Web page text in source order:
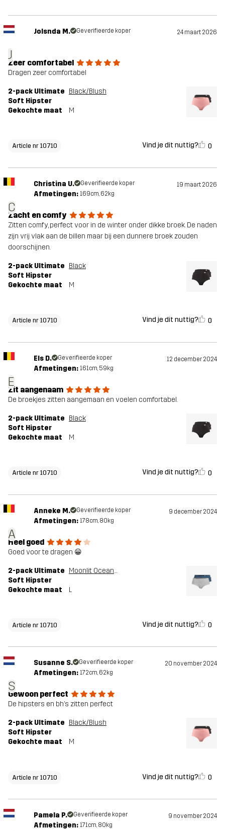
J
Jolsnda M. Geverifieerde koper 24 maart 2026
Zeer comfortabel
Dragen zeer comfortabel
2-pack Ultimate
Soft Hipster
Black/Blush
Gekochte maat M
Article nr 10710 Vind je dit nuttig? 0
C
Christina U. Geverifieerde koper 19 maart 2026
Afmetingen: 169cm, 62kg
Zacht en comfy
Zitten comfy, perfect voor in de winter onder dikke broek. De naden
zijn vrij vlak aan de billen maar bij een dunnere broek zouden
doorschijnen.
2-pack Ultimate
Soft Hipster
Black
Gekochte maat M
Article nr 10710 Vind je dit nuttig? 0
E
Els D. Geverifieerde koper 12 december 2024
Afmetingen: 161cm, 59kg
Zit aangenaam
De broekjes zitten aangemaan en voelen comfortabel.
2-pack Ultimate
Soft Hipster
Black
Gekochte maat M
Article nr 10710 Vind je dit nuttig? 0
A
Anneke M. Geverifieerde koper 9 december 2024
Afmetingen: 178cm, 80kg
Heel goed
Goed voor te dragen 😀
2-pack Ultimate
Soft Hipster
Moonlit Ocean/Grey Melange
Gekochte maat L
Article nr 10710 Vind je dit nuttig? 0
S
Susanne S. Geverifieerde koper 20 november 2024
Afmetingen: 172cm, 62kg
Gewoon perfect
De hipsters en bh’s zitten perfect
2-pack Ultimate
Soft Hipster
Black/Blush
Gekochte maat M
Article nr 10710 Vind je dit nuttig? 0
Pamela P. Geverifieerde koper 9 november 2024
Afmetingen: 171cm, 80kg